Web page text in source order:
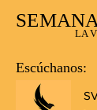
LA
Escúchanos: